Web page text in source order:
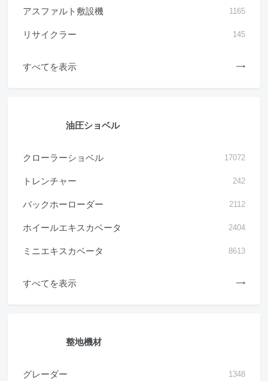
アスファルト敷設機 1165
リサイクラー 145
すべてを表示
油圧ショベル
クローラーショベル 17072
トレンチャー 242
バックホーローダー 2112
ホイールエキスカベータ 2404
ミニエキスカベータ 8613
すべてを表示
整地機材
グレーダー 1348